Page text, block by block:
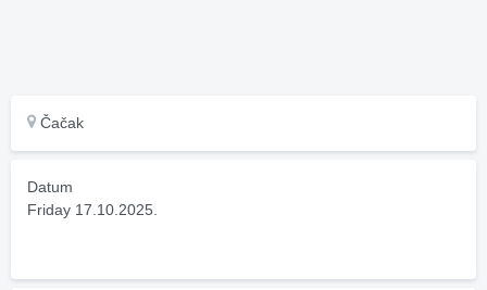
Čačak
Datum
Friday 17.10.2025.